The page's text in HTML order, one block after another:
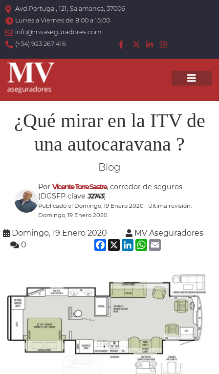
Avd Portugal, 121, Salamanca, 37006
Lunes a Viernes de 8:00 a 15:00
info@mvaseguradores.com
(+34) 923 267 416
¿Qué mirar en la ITV de
una autocaravana ?
Blog
Por Vicente Torre Sastre, corredor de seguros
(DGSFP clave J2743)
Publicado el Domingo, 19 Enero 2020 · Última revisión:
Domingo, 19 Enero 2020
Domingo, 19 Enero 2020
MV Aseguradores
0
Facebook
X LinkedInWhatsApp